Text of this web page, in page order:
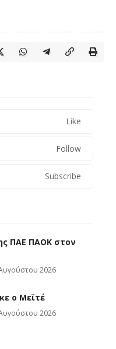
Like
Follow
Subscribe
ΠΑΕ ΠΑΟΚ στον
2026
ο Μεϊτέ
2026